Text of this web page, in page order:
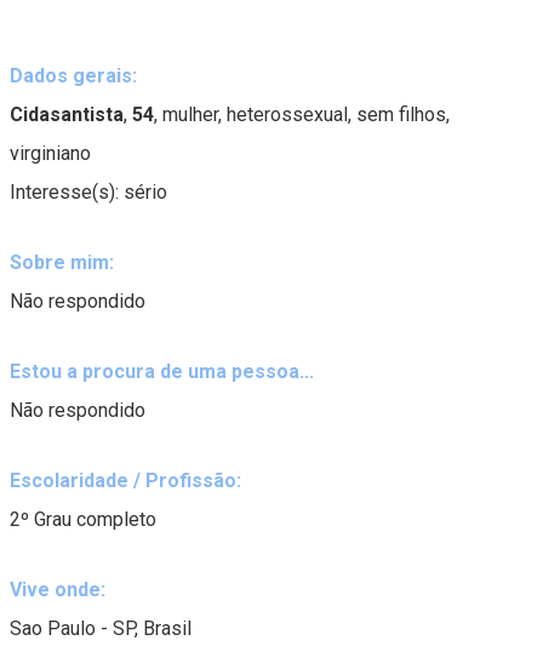
Dados gerais:
Cidasantista, 54, mulher, heterossexual, sem filhos,
virginiano
Interesse(s): sério
Sobre mim:
Não respondido
Estou a procura de uma pessoa...
Não respondido
Escolaridade / Profissão:
2º Grau completo
Vive onde:
Sao Paulo - SP, Brasil